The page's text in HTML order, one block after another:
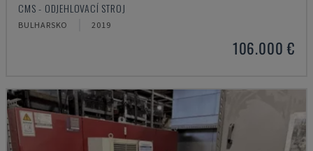
CMS - ODJEHLOVACÍ STROJ
BULHARSKO 2019
106.000 €